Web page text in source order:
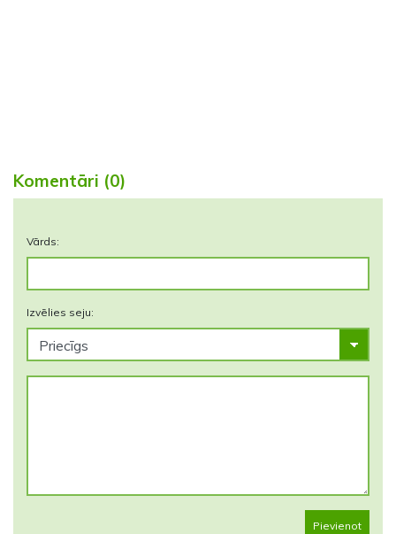
Komentāri (0)
Vārds:
Izvēlies seju:
Pievienot